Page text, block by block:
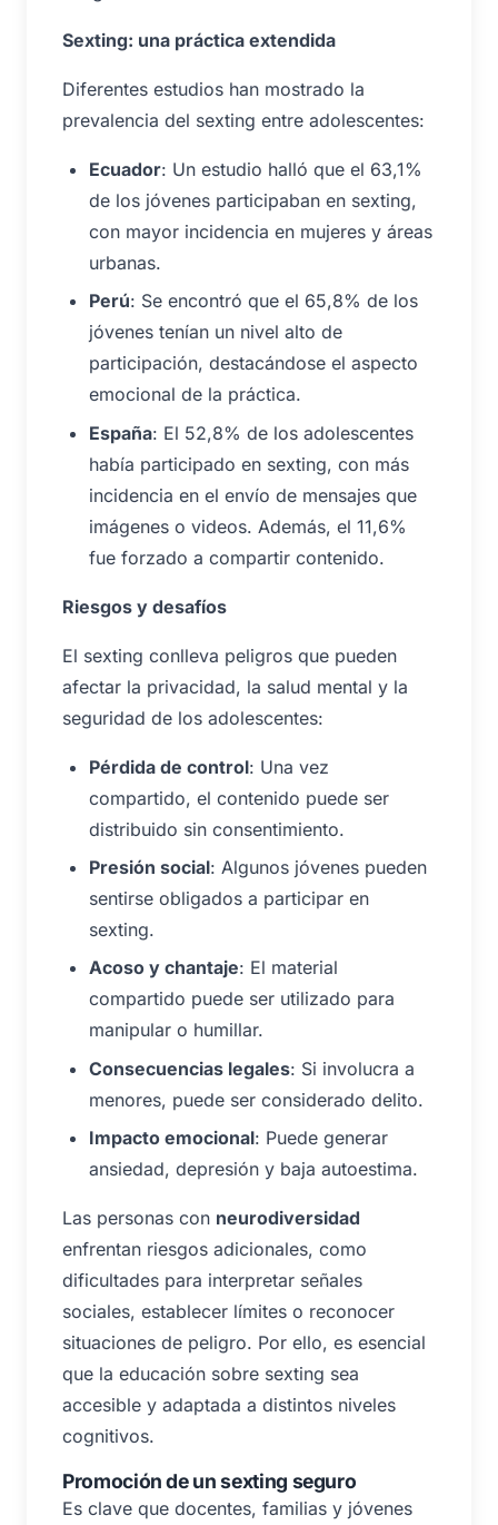
Sexting: una práctica extendida
Diferentes estudios han mostrado la
prevalencia del sexting entre adolescentes:
Ecuador: Un estudio halló que el 63,1%
de los jóvenes participaban en sexting,
con mayor incidencia en mujeres y áreas
urbanas.
Perú: Se encontró que el 65,8% de los
jóvenes tenían un nivel alto de
participación, destacándose el aspecto
emocional de la práctica.
España: El 52,8% de los adolescentes
había participado en sexting, con más
incidencia en el envío de mensajes que
imágenes o videos. Además, el 11,6%
fue forzado a compartir contenido.
Riesgos y desafíos
El sexting conlleva peligros que pueden
afectar la privacidad, la salud mental y la
seguridad de los adolescentes:
Pérdida de control: Una vez
compartido, el contenido puede ser
distribuido sin consentimiento.
Presión social: Algunos jóvenes pueden
sentirse obligados a participar en
sexting.
Acoso y chantaje: El material
compartido puede ser utilizado para
manipular o humillar.
Consecuencias legales: Si involucra a
menores, puede ser considerado delito.
Impacto emocional: Puede generar
ansiedad, depresión y baja autoestima.
Las personas con neurodiversidad
enfrentan riesgos adicionales, como
dificultades para interpretar señales
sociales, establecer límites o reconocer
situaciones de peligro. Por ello, es esencial
que la educación sobre sexting sea
accesible y adaptada a distintos niveles
cognitivos.
Promoción de un sexting seguro
Es clave que docentes, familias y jóvenes